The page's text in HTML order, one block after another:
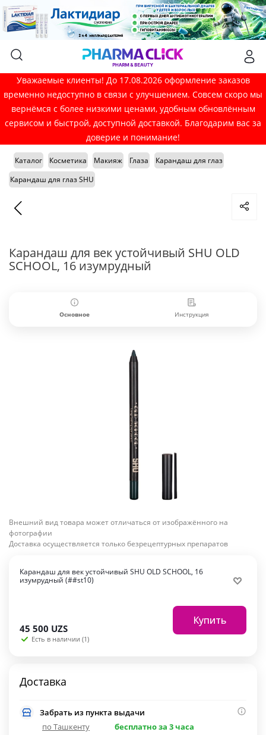
Уважаемые клиенты! До 17.08.2026 оформление заказов
временно недоступно в связи с улучшением. Совсем скоро мы
вернёмся с более низкими ценами, удобным обновлённым
сервисом и быстрой, доступной доставкой. Благодарим вас за
доверие и понимание!
Каталог Косметика Макияж Глаза
Карандаш для глаз
Карандаш для глаз SHU
Карандаш для век устойчивый SHU OLD
SCHOOL, 16 изумрудный
Основное Инструкция
Внешний вид товара может отличаться от изображённого на
фотографии
Доставка осуществляется только безрецептурных препаратов
Карандаш для век устойчивый SHU OLD SCHOOL, 16
изумрудный (##st10)
45 500 UZS
Есть в наличии (1)
Купить
Доставка
Забрать из пункта выдачи
по Ташкенту
бесплатно за 3 часа